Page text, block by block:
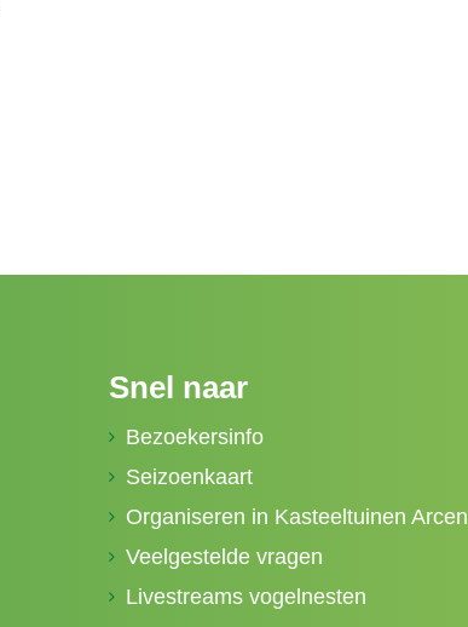
Snel naar
Bezoekersinfo
Seizoenkaart
Organiseren in Kasteeltuinen Arcen
Veelgestelde vragen
Livestreams vogelnesten